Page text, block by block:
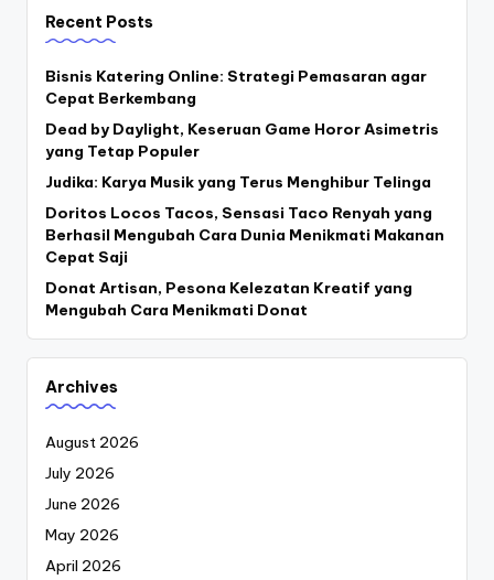
Recent Posts
Bisnis Katering Online: Strategi Pemasaran agar
Cepat Berkembang
Dead by Daylight, Keseruan Game Horor Asimetris
yang Tetap Populer
Judika: Karya Musik yang Terus Menghibur Telinga
Doritos Locos Tacos, Sensasi Taco Renyah yang
Berhasil Mengubah Cara Dunia Menikmati Makanan
Cepat Saji
Donat Artisan, Pesona Kelezatan Kreatif yang
Mengubah Cara Menikmati Donat
Archives
August 2026
July 2026
June 2026
May 2026
April 2026